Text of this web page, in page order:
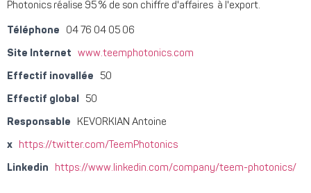
Photonics réalise 95 % de son chiffre d'affaires à l'export.
Téléphone 04 76 04 05 06
Site Internet www.teemphotonics.com
Effectif inovallée 50
Effectif global 50
Responsable KEVORKIAN Antoine
x https://twitter.com/TeemPhotonics
Linkedin https://www.linkedin.com/company/teem-photonics/